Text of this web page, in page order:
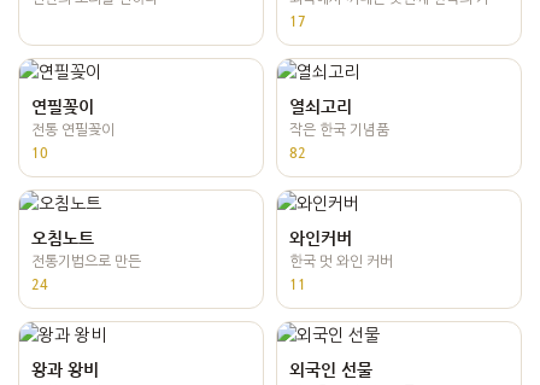
17
연필꽂이
전통 연필꽂이
10
열쇠고리
작은 한국 기념품
82
오침노트
전통기법으로 만든
24
와인커버
한국 멋 와인 커버
11
왕과 왕비 외국인 선물